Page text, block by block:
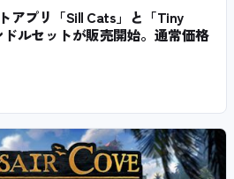
アプリ「Sill Cats」と「Tiny
ルセットが販売開始。通常価格